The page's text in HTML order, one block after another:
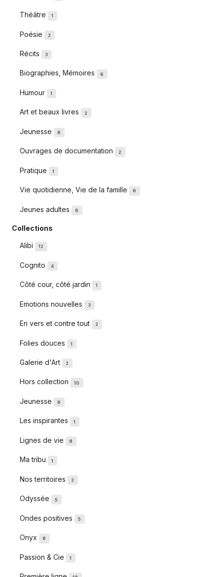
Théâtre 1
Poésie 2
Récits 3
Biographies, Mémoires 6
Humour 1
Art et beaux livres 2
Jeunesse 6
Ouvrages de documentation 2
Pratique 1
Vie quotidienne, Vie de la famille 6
Jeunes adultes 6
Collections
Alibi 12
Cognito 4
Côté cour, côté jardin 1
Emotions nouvelles 3
En vers et contre tout 2
Folies douces 1
Galerie d'Art 2
Hors collection 10
Jeunesse 6
Les inspirantes 1
Lignes de vie 8
Ma tribu 1
Nos territoires 2
Odyssée 5
Ondes positives 5
Onyx 6
Passion & Cie 1